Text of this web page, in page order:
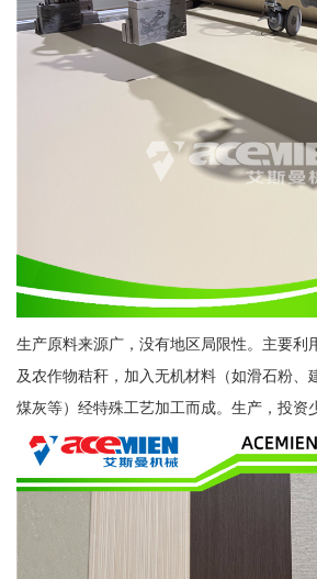
生产原料来源广，没有地区局限性。主要利
及农作物秸秆，加入无机材料（如滑石粉、
煤灰等）经特殊工艺加工而成。生产，投资